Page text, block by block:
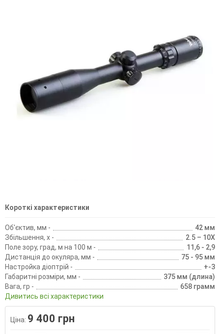
Короткі характеристики
Об'єктив, мм -
42 мм
Збільшення, х -
2.5 – 10X
Поле зору, град, м на 100 м -
11,6 - 2,9
Дистанція до окуляра, мм -
75 - 95 мм
Настройка діоптрій -
+-3
Габаритні розміри, мм -
375 мм (длина)
Вага, гр -
658 грамм
Дивитись всі характеристики
Ціна: 9 400 грн